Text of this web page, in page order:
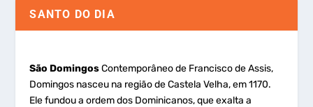
SANTO DO DIA
São DomingosContemporâneo de Francisco de Assis,
Domingos nasceu na região de Castela Velha, em 1170.
Ele fundou a ordem dos Dominicanos, que exalta a